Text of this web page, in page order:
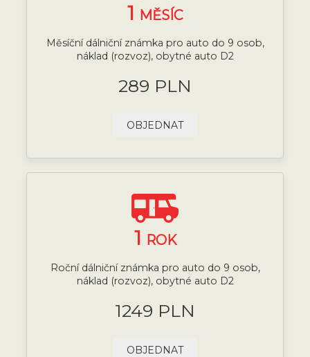
1 MĚSÍC
Měsíční dálniční známka pro auto do 9 osob,
náklad (rozvoz), obytné auto D2
289 PLN
OBJEDNAT
1 ROK
Roční dálniční známka pro auto do 9 osob,
náklad (rozvoz), obytné auto D2
1249 PLN
OBJEDNAT